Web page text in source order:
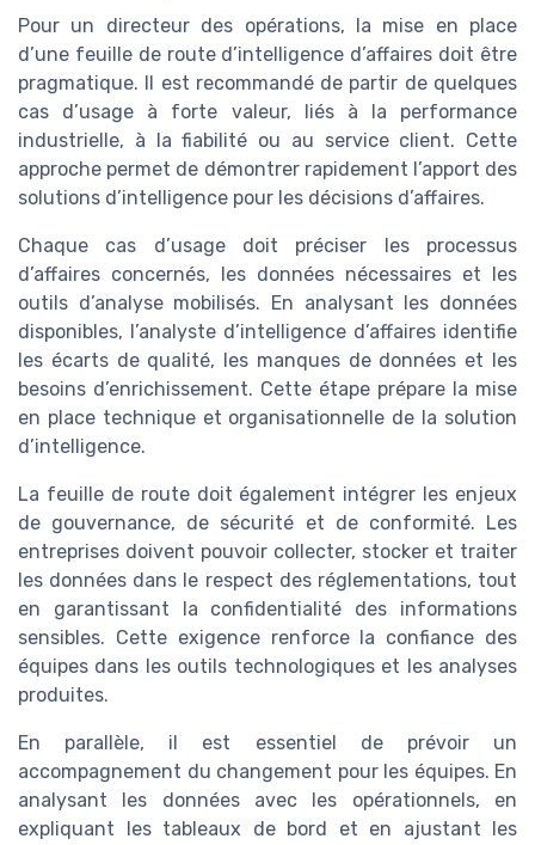
Pour un directeur des opérations, la mise en place
d’une feuille de route d’intelligence d’affaires doit être
pragmatique. Il est recommandé de partir de quelques
cas d’usage à forte valeur, liés à la performance
industrielle, à la fiabilité ou au service client. Cette
approche permet de démontrer rapidement l’apport des
solutions d’intelligence pour les décisions d’affaires.
Chaque cas d’usage doit préciser les processus
d’affaires concernés, les données nécessaires et les
outils d’analyse mobilisés. En analysant les données
disponibles, l’analyste d’intelligence d’affaires identifie
les écarts de qualité, les manques de données et les
besoins d’enrichissement. Cette étape prépare la mise
en place technique et organisationnelle de la solution
d’intelligence.
La feuille de route doit également intégrer les enjeux
de gouvernance, de sécurité et de conformité. Les
entreprises doivent pouvoir collecter, stocker et traiter
les données dans le respect des réglementations, tout
en garantissant la confidentialité des informations
sensibles. Cette exigence renforce la confiance des
équipes dans les outils technologiques et les analyses
produites.
En parallèle, il est essentiel de prévoir un
accompagnement du changement pour les équipes. En
analysant les données avec les opérationnels, en
expliquant les tableaux de bord et en ajustant les